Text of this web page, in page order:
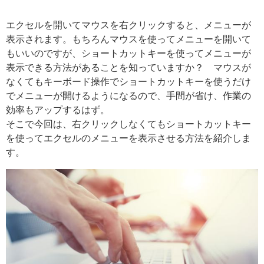
エクセルを開いてマウスを右クリックすると、メニューが
表示されます。もちろんマウスを使ってメニューを開いて
もいいのですが、ショートカットキーを使ってメニューが
表示できる方法があることを知っていますか？ マウスが
なくてもキーボード操作でショートカットキーを使うだけ
でメニューが開けるようになるので、手間が省け、作業の
効率もアップするはず。
そこで今回は、右クリックしなくてもショートカットキー
を使ってエクセルのメニューを表示させる方法を紹介しま
す。